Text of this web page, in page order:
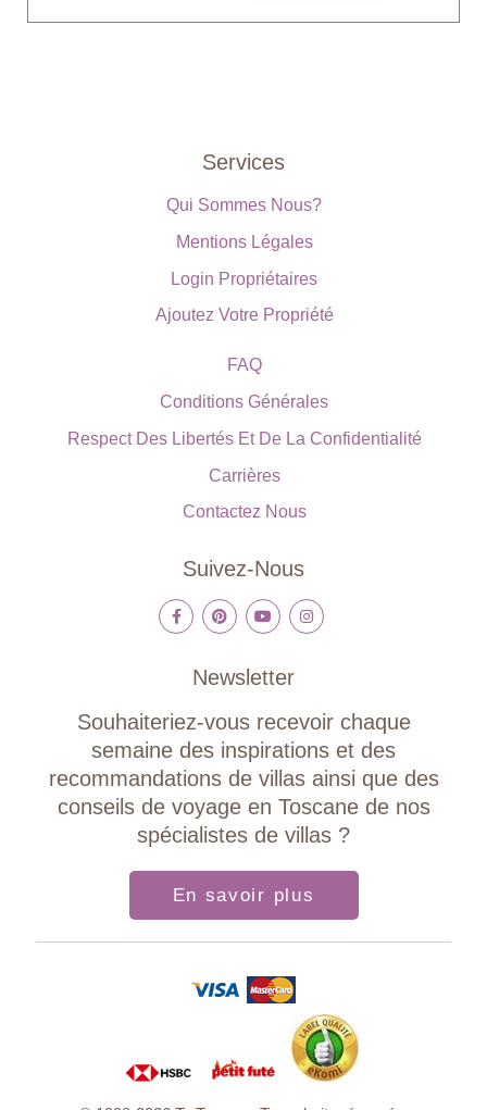
Services
Qui Sommes Nous?
Mentions Légales
Login Propriétaires
Ajoutez Votre Propriété
FAQ
Conditions Générales
Respect Des Libertés Et De La Confidentialité
Carrières
Contactez Nous
Suivez-Nous
Newsletter
Souhaiteriez-vous recevoir chaque
semaine des inspirations et des
recommandations de villas ainsi que des
conseils de voyage en Toscane de nos
spécialistes de villas ?
En savoir plus